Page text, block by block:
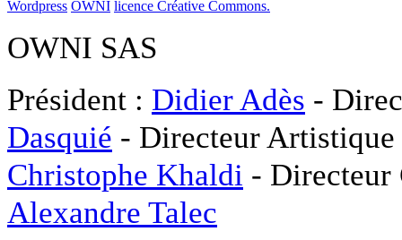
Wordpress OWNI licence Créative Commons.
OWNI SAS
Président : Didier Adès -
Dasquié - Directeur
Christophe Khaldi -
Alexandre Talec